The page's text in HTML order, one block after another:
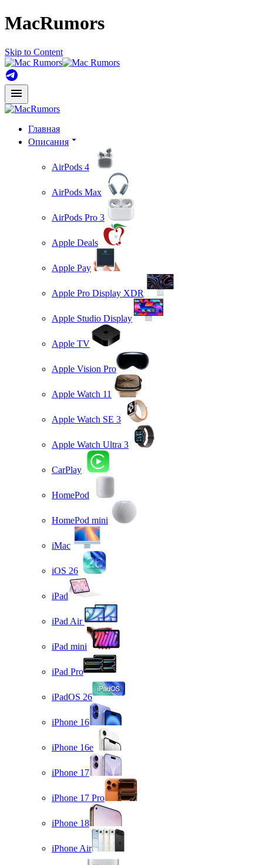
MacRumors
Skip to Content
Главная
Описания
AirPods 4
AirPods Max
AirPods Pro 3
Apple Deals
Apple Pay
Apple Pro Display XDR
Apple Studio Display
Apple TV
Apple Vision Pro
Apple Watch 11
Apple Watch SE 3
Apple Watch Ultra 3
CarPlay
HomePod
HomePod mini
iMac
iOS 26
iPad
iPad Air
iPad mini
iPad Pro
iPadOS 26
iPhone 16
iPhone 16e
iPhone 17
iPhone 17 Pro
iPhone 18
iPhone Air